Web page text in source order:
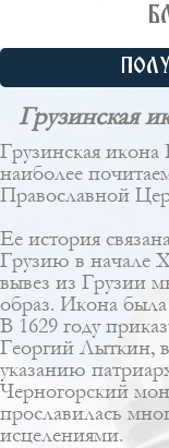
Грузинская
Грузинская
наиболее
Православной
Ее история
Грузию в начале
вывез из Грузии
образ. Икона
В 1629 году
Георгий Лыткин,
указанию
Черногорский
прославилась
исцелениями.